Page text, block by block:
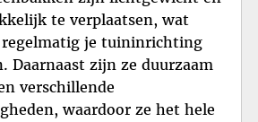
te verplaatsen, wat
regelmatig je tuininrichting
Daarnaast zijn ze duurzaam
verschillende
waardoor ze het hele